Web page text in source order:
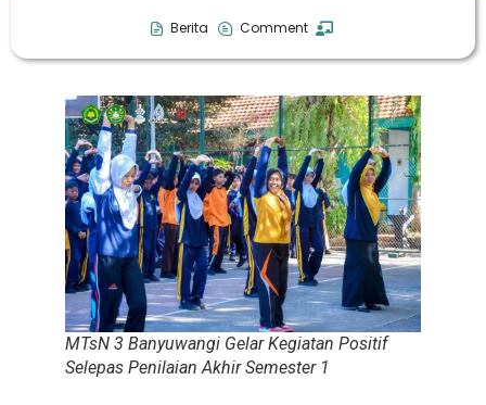
Berita Comment
MTsN 3 Banyuwangi Gelar Kegiatan Positif
Selepas Penilaian Akhir Semester 1